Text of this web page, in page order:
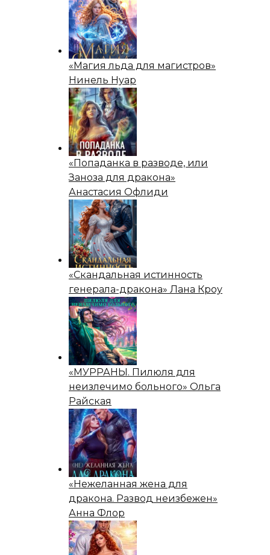
«Магия льда для магистров»
Нинель Нуар
«Попаданка в разводе, или
Заноза для дракона»
Анастасия Офлиди
«Скандальная истинность
генерала-дракона» Лана Кроу
«МУРРАНЫ. Пилюля для
неизлечимо больного» Ольга
Райская
«Нежеланная жена для
дракона. Развод неизбежен»
Анна Флор